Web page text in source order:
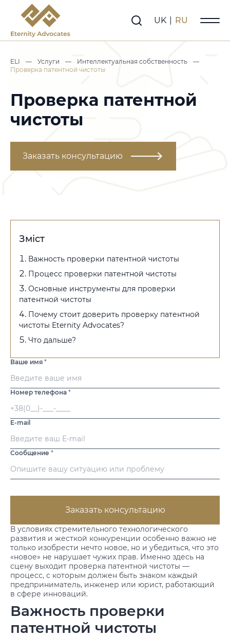
UK RU
ELI — Услуги — Интеллектуальная собственность
—
Проверка патентной чистоты
Проверка патентной
чистоты
Заказать консультацию
В условиях стремительного технологического
развития и жесткой конкуренции особенно важно не
только изобрести нечто новое, но и убедиться, что это
«новое» не нарушает чужих прав. Именно здесь на
сцену выходит проверка патентной чистоты —
процесс, с которым должен быть знаком каждый
предприниматель, инженер или юрист, работающий
в сфере инноваций.
Важность проверки
патентной чистоты
Зміст
Важность проверки патентной чистоты
Процесс проверки патентной чистоты
Основные инструменты для проверки
патентной чистоты
Почему стоит доверить проверку патентной
чистоты Eternity Advocates?
Что дальше?
Ваше имя *
Номер телефона *
E-mail
Сообщение *
Заказать консультацию